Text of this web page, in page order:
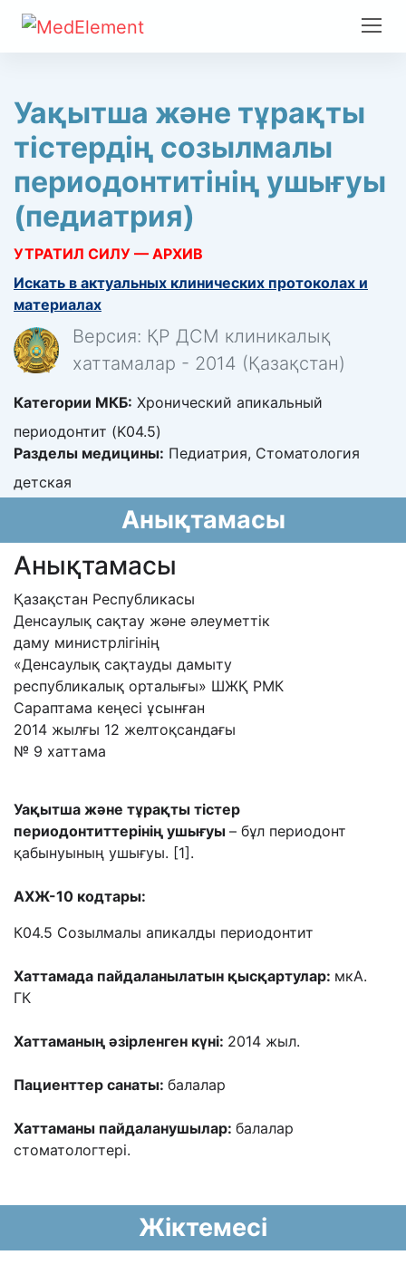
Уақытша және тұрақты
тістердің созылмалы
периодонтитінің ушығуы
(педиатрия)
УТРАТИЛ СИЛУ — АРХИВ
Искать в актуальных клинических протоколах и
материалах
Версия: ҚР ДСМ клиникалық
хаттамалар - 2014 (Қазақстан)
Категории МКБ: Хронический апикальный
периодонтит (K04.5)
Разделы медицины: Педиатрия, Стоматология
детская
Анықтамасы
Анықтамасы
Қазақстан Республикасы
Денсаулық сақтау және әлеуметтік
даму министрлігінің
«Денсаулық сақтауды дамыту
республикалық орталығы» ШЖҚ РМК
Сараптама кеңесі ұсынған
2014 жылғы 12 желтоқсандағы
№ 9 хаттама
Уақытша және тұрақты тістер
периодонтиттерінің ушығуы – бұл периодонт
қабынуының ушығуы. [1].
АХЖ-10 кодтары:
К04.5 Созылмалы апикалды периодонтит
Хаттамада пайдаланылатын қысқартулар: мкА.
ГК
Хаттаманың әзірленген күні: 2014 жыл.
Пациенттер санаты: балалар
Хаттаманы пайдаланушылар: балалар
стоматологтері.
Жіктемесі